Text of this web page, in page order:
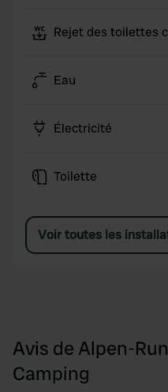
Rejet des toilettes
Eau
Électricité
Toilette
Voir toutes les
Avis de Alpen-
Camping